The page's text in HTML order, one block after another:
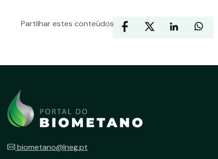
Partilhar estes conteúdos
biometano@lneg.pt